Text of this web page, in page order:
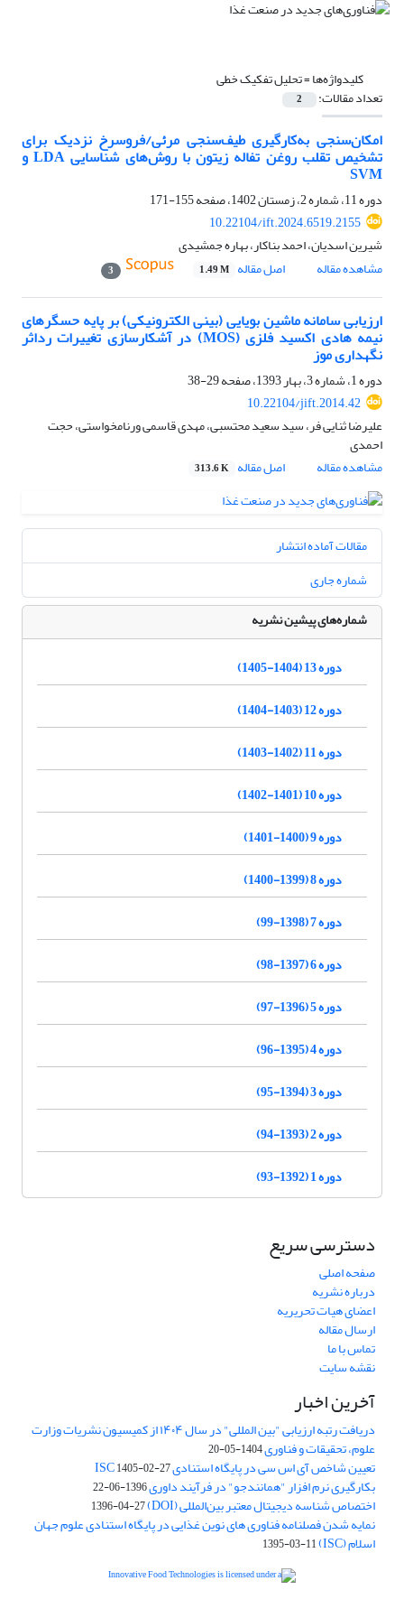
کلیدواژه‌ها =تحلیل تفکیک خطی
تعداد مقالات: 2
امکان‌سنجی به‌کار‌گیری طیف‌سنجی مرئی/فروسرخ نزدیک برای
تشخیص تقلب روغن تفاله زیتون با روش‌های شناسایی LDA و
SVM
دوره 11، شماره 2، زمستان 1402، صفحه
155-171
10.22104/ift.2024.6519.2155
شیرین اسدیان، احمد بناکار، بهاره جمشیدی
مشاهده مقاله
اصل مقاله 1.49 M
3
ارزیابی سامانه ماشین بویایی (بینی الکترونیکی) بر پایه حسگرهای
نیمه هادی اکسید فلزی (MOS) در آشکارسازی تغییرات رداثر
نگهداری موز
دوره 1، شماره 3، بهار 1393، صفحه
29-38
10.22104/jift.2014.42
علیرضا ثنایی فر، سید سعید محتسبی، مهدی قاسمی ورنامخواستی، حجت
احمدی
مشاهده مقاله
اصل مقاله 313.6 K
مقالات آماده انتشار
شماره جاری
شماره‌های پیشین نشریه
دوره 13 (1404-1405)
دوره 12 (1403-1404)
دوره 11 (1402-1403)
دوره 10 (1401-1402)
دوره 9 (1400-1401)
دوره 8 (1399-1400)
دوره 7 (1398-99)
دوره 6 (1397-98)
دوره 5 (1396-97)
دوره 4 (1395-96)
دوره 3 (1394-95)
دوره 2 (1393-94)
دوره 1 (1392-93)
دسترسی سریع
صفحه اصلی
درباره نشریه
اعضای هیات تحریریه
ارسال مقاله
تماس با ما
نقشه سایت
آخرین اخبار
دریافت رتبه ارزیابی "بین المللی" در سال ۱۴۰۴ از کمیسیون نشریات وزارت
علوم، تحقیقات و فناوری1404-05-20
تعیین شاخص آی اس سی در پایگاه استنادی ISC1405-02-27
بکارگیری نرم افزار "همانندجو" در فرآیند داوری1396-06-22
اختصاص شناسه دیجیتال معتبر بین‌المللی (DOI) 1396-04-27
نمایه شدن فصلنامه فناوری های نوین غذایی در پایگاه استنادی علوم جهان
اسلام (ISC) 1395-03-11